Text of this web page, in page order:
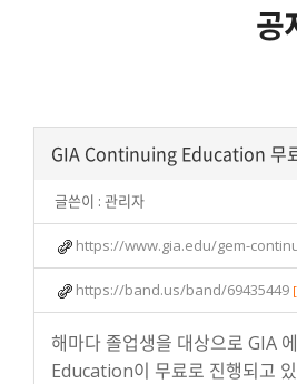
공
GIA Continuing Education 무
글쓴이 : 관리자
https://www.gia.edu/gem-
https://band.us/band/69435449
해마다 졸업생을 대상으로 GIA
Education이 무료로 진행되고